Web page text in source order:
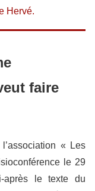
Hervé.
faire
« Les
le 29
après le texte du